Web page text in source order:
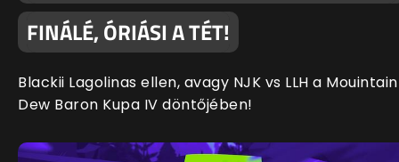
FINÁLÉ, ÓRIÁSI A TÉT!
Blackii Lagolinas ellen, avagy NJK vs LLH a Mouintain
Dew Baron Kupa IV döntőjében!